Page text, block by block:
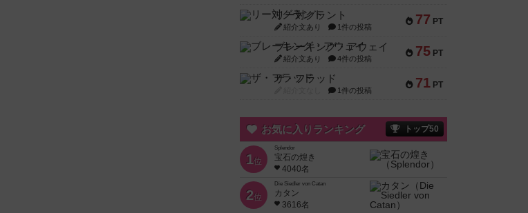
77 PT
リー対グラント
紹介文あり 1件の投稿
75 PT
ブレーキング・アウェイ
紹介文あり 4件の投稿
71 PT
ザ・フラッド
1件の投稿
お気に入りランキング トップ50
1位
Splendor
宝石の煌き
4040名
2位
Die Siedler von Catan
カタン
3616名